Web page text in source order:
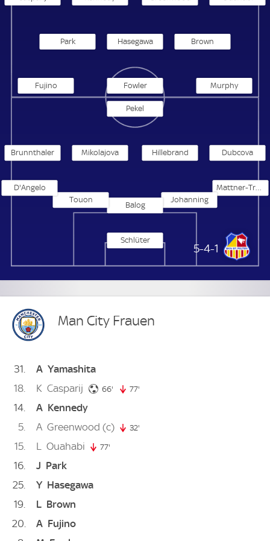
Park Hasegawa Brown
Fujino Fowler Murphy
St. Pölten Frauen
5-4-1
Schlüter
Mattner-Trembleau
Johanning
Balog
Touon
D'Angelo
Dubcova
Hillebrand
Mikolajova
Brunnthaler
Pekel
Man City Frauen
31 A Yamashita
18
K Casparij 66' 66. minute
77'
14 A Kennedy
5
A Greenwood (c) 32'
15 L Ouahabi 77'
16 J Park
25
Y Hasegawa
19
L Brown
20
A Fujino